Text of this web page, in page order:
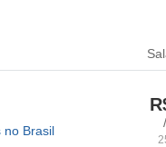
no Brasil